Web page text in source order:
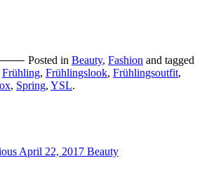
Posted in Beauty, Fashion and tagged
Frühling, Frühlingslook, Frühlingsoutfit,
, Spring, YSL.
April 22, 2017 Beauty